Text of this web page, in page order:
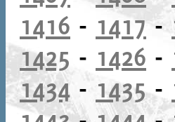
1416 - 1417-
1425 - 1426 -
1434 - 1435-